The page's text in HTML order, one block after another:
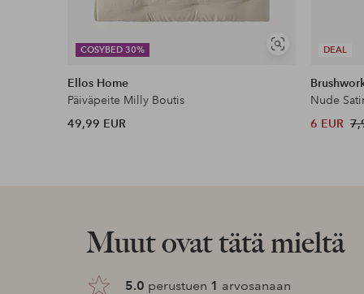
COSYBED 30%
Näytä
Ellos Home
Päiväpeite Milly Boutis
49,99 EUR
DEAL
Nude
6 EUR
Muut ovat tätä mieltä
5.0 perustuen 1 arvosanaan